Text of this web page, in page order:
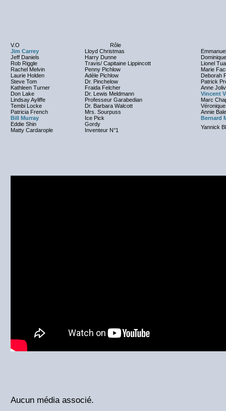
V.O
Rôle
Jim Carrey
Lloyd Christmas
Jeff Daniels
Harry Dunne
Rob Riggle
Travis/ Capitaine Lippincott
Lionel Tua
Rachel Melvin
Penny Pichlow
Marie
Laurie Holden
Adèle Pichlow
Deborah
Steve Tom
Dr. Pinchelow
Patrick
Kathleen Turner
Fraida Felcher
Anne
Don Lake
Dr. Lewis Meldmann
Vincent
Lindsay Ayliffe
Professeur Garabedian
Marc
Tembi Locke
Dr. Barbara Walcott
Patricia French
Mrs. Sourpuss
Annie
Bill Murray
Ice Pick
Bernard
Eddie Shin
Gordy Yannick
Matty Cardarople Inventeur N°1
Aucun média associé.